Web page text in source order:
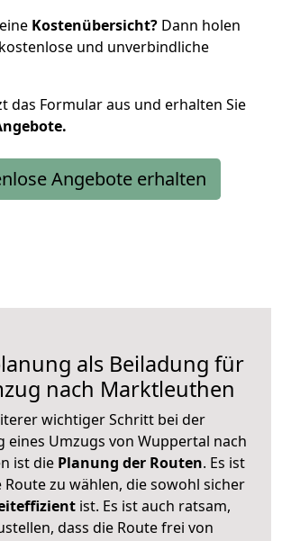
Kostenübersicht? Dann holen
und unverbindliche
das Formular aus und erhalten Sie
Angebote erhalten
als Beiladung für
nach Marktleuthen
wichtiger Schritt bei der
eines Umzugs von Wuppertal nach
ist diePlanung der Routen. Es ist
zu wählen, die sowohl sicher
ist. Es ist auch ratsam,
dass die Route frei von